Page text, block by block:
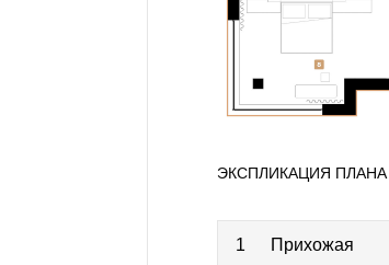
ЭКСПЛИКАЦИЯ ПЛАНА
1 Прихожая